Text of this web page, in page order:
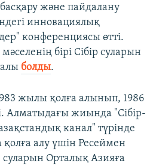
және пайдалану
инновациялық
конференциясы өтті.
бірі Сібір суларын
болды.
жылы қолға алынып, 1986
Алматыдағы жиында "Сібір-
канал" түрінде
алу үшін Ресеймен
суларын Орталық Азияға